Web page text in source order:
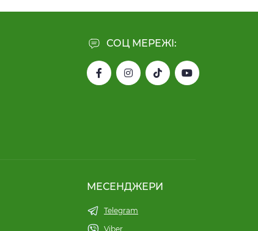
СОЦ МЕРЕЖІ:
МЕСЕНДЖЕРИ
Telegram
Viber